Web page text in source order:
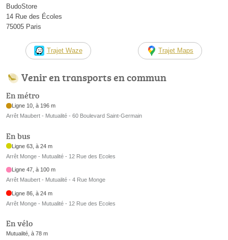
BudoStore
14 Rue des Écoles
75005 Paris
Trajet Waze Trajet Maps
Venir en transports en commun
En métro
Ligne 10, à 196 m
Arrêt Maubert - Mutualité - 60 Boulevard Saint-Germain
En bus
Ligne 63, à 24 m
Arrêt Monge - Mutualité - 12 Rue des Ecoles
Ligne 47, à 100 m
Arrêt Maubert - Mutualité - 4 Rue Monge
Ligne 86, à 24 m
Arrêt Monge - Mutualité - 12 Rue des Ecoles
En vélo
Mutualité, à 78 m